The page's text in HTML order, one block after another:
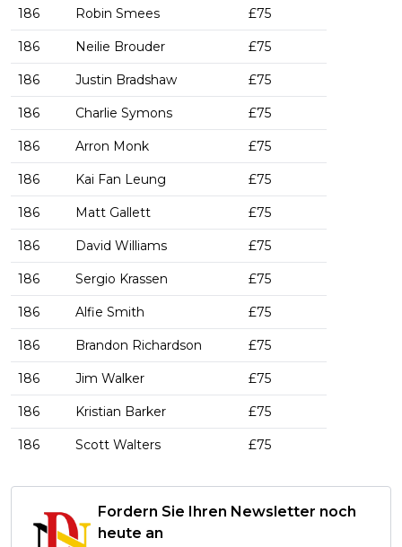
186 Robin Smees £75
186 Neilie Brouder £75
186 Justin Bradshaw £75
186 Charlie Symons £75
186 Arron Monk £75
186 Kai Fan Leung £75
186 Matt Gallett £75
186 David Williams £75
186 Sergio Krassen £75
186 Alfie Smith £75
186 Brandon Richardson £75
186 Jim Walker £75
186 Kristian Barker £75
186 Scott Walters £75
Fordern Sie Ihren Newsletter noch
heute an